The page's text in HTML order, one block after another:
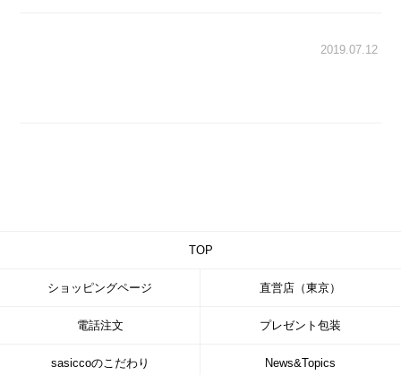
2019.07.12
TOP
ショッピングページ 直営店（東京）
電話注文 プレゼント包装
sasiccoのこだわり News&Topics